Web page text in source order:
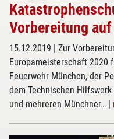
Vorbereitung
15.12.2019 | Zur
Europameisterschaft 2020
Feuerwehr München, der
dem Technischen
und mehreren Münchner… |